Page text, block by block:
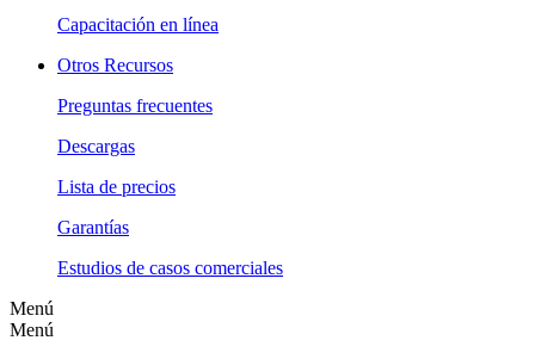
Capacitación en línea
Otros Recursos
Preguntas frecuentes
Descargas
Lista de precios
Garantías
Estudios de casos comerciales
Menú
Menú